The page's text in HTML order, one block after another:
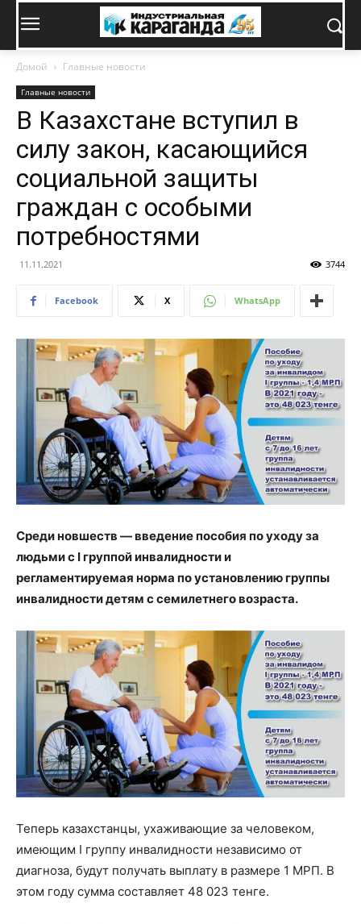
Домой Главные новости
Главные новости
В Казахстане вступил в
силу закон, касающийся
социальной защиты
граждан с особыми
потребностями
11.11.2021 3744
Facebook X WhatsApp
Среди новшеств — введение пособия по уходу за
людьми с I группой инвалидности и
регламентируемая норма по установлению группы
инвалидности детям с семилетнего возраста.
Теперь казахстанцы, ухаживающие за человеком,
имеющим I группу инвалидности независимо от
диагноза, будут получать выплату в размере 1 МРП. В
этом году сумма составляет 48 023 тенге.